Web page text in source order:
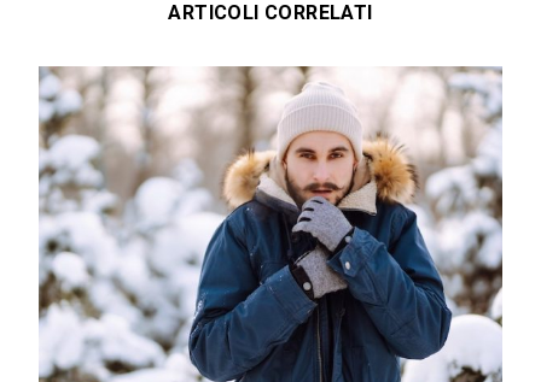
ARTICOLI CORRELATI